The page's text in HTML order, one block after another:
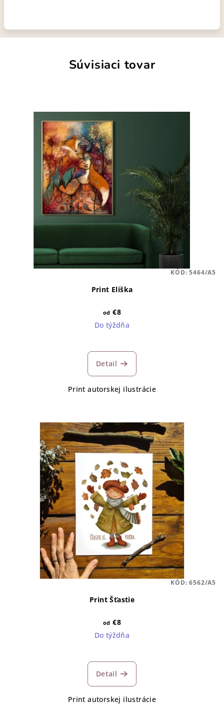
Súvisiaci tovar
Print Eliška
od €8
Do týždňa
Detail
Print autorskej ilustrácie
KÓD:5464/A5
Print Šťastie
od €8
Do týždňa
Detail
Print autorskej ilustrácie
KÓD:6562/A5